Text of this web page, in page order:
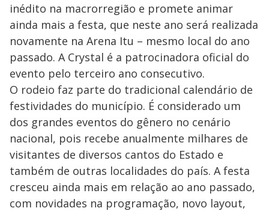
inédito na macrorregião e promete animar
ainda mais a festa, que neste ano será realizada
novamente na Arena Itu – mesmo local do ano
passado. A Crystal é a patrocinadora oficial do
evento pelo terceiro ano consecutivo.
O rodeio faz parte do tradicional calendário de
festividades do município. É considerado um
dos grandes eventos do gênero no cenário
nacional, pois recebe anualmente milhares de
visitantes de diversos cantos do Estado e
também de outras localidades do país. A festa
cresceu ainda mais em relação ao ano passado,
com novidades na programação, novo layout,